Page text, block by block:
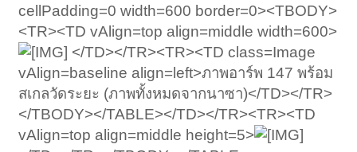
cellPadding=0 width=600 border=0><TBODY>
<TR><TD vAlign=top align=middle width=600>
</TD></TR><TR><TD class=Image
vAlign=baseline align=left>ภาพอาร์พ 147 พร้อม
สเกลวัดระยะ (ภาพทั้งหมดจากนาซา)</TD></TR>
</TBODY></TABLE></TD></TR><TR><TD
vAlign=top align=middle height=5>